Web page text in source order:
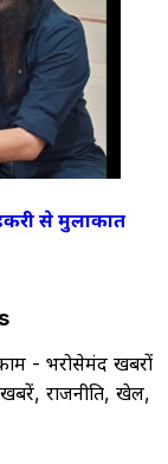
से मुलाकात
- भरोसेमंद खबरों
राजनीति, खेल,